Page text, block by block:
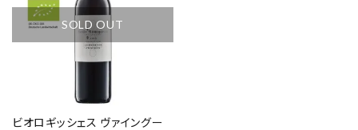
SOLD OUT
ビオロギッシェス ヴァイングー